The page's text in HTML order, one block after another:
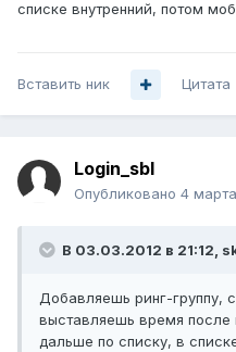
списке внутренний, потом
Вставить ник Цитата
Login_sbl
Опубликовано 4
В 03.03.2012 в 21:12,
Добавляешь ринг-группу,
выставляешь время после
дальше по списку, в